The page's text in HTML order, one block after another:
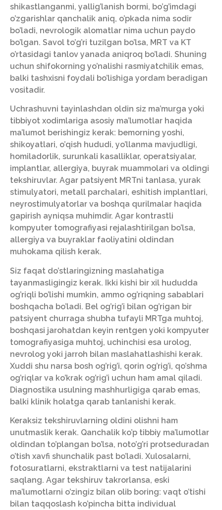
shikastlanganmi, yallig’lanish bormi, bo’g’imdagi
o’zgarishlar qanchalik aniq, o’pkada nima sodir
bo’ladi, nevrologik alomatlar nima uchun paydo
bo’lgan. Savol to’g’ri tuzilgan bo’lsa, MRT va KT
o’rtasidagi tanlov yanada aniqroq bo’ladi. Shuning
uchun shifokorning yo’nalishi rasmiyatchilik emas,
balki tashxisni foydali bo’lishiga yordam beradigan
vositadir.
Uchrashuvni tayinlashdan oldin siz ma’murga yoki
tibbiyot xodimlariga asosiy ma’lumotlar haqida
ma’lumot berishingiz kerak: bemorning yoshi,
shikoyatlari, o’qish hududi, yo’llanma mavjudligi,
homiladorlik, surunkali kasalliklar, operatsiyalar,
implantlar, allergiya, buyrak muammolari va oldingi
tekshiruvlar. Agar patsiyent MRTni tanlasa, yurak
stimulyatori, metall parchalari, eshitish implantlari,
neyrostimulyatorlar va boshqa qurilmalar haqida
gapirish ayniqsa muhimdir. Agar kontrastli
kompyuter tomografiyasi rejalashtirilgan bo’lsa,
allergiya va buyraklar faoliyatini oldindan
muhokama qilish kerak.
Siz faqat do’stlaringizning maslahatiga
tayanmasligingiz kerak. Ikki kishi bir xil hududda
og’riqli bo’lishi mumkin, ammo og’riqning sabablari
boshqacha bo’ladi. Bel og’rig’i bilan og’rigan bir
patsiyent churraga shubha tufayli MRTga muhtoj,
boshqasi jarohatdan keyin rentgen yoki kompyuter
tomografiyasiga muhtoj, uchinchisi esa urolog,
nevrolog yoki jarroh bilan maslahatlashishi kerak.
Xuddi shu narsa bosh og’rig’i, qorin og’rig’i, qo’shma
og’riqlar va ko’krak og’rig’i uchun ham amal qiladi.
Diagnostika usulning mashhurligiga qarab emas,
balki klinik holatga qarab tanlanishi kerak.
Keraksiz tekshiruvlarning oldini olishni ham
unutmaslik kerak. Qanchalik ko’p tibbiy ma’lumotlar
oldindan to’plangan bo’lsa, noto’g’ri protseduradan
o’tish xavfi shunchalik past bo’ladi. Xulosalarni,
fotosuratlarni, ekstraktlarni va test natijalarini
saqlang. Agar tekshiruv takrorlansa, eski
ma’lumotlarni o’zingiz bilan olib boring: vaqt o’tishi
bilan taqqoslash ko’pincha bitta individual